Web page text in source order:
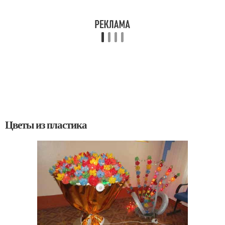
Цветы из пластика